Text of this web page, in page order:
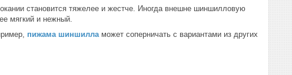
становится тяжелее и жестче. Иногда внешне шиншилловую
мягкий и нежный.
пижама шиншилламожет соперничать с вариантами из других